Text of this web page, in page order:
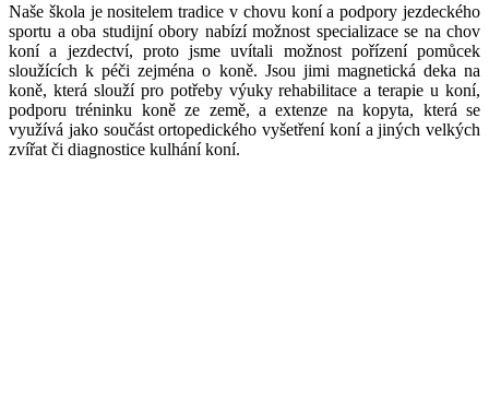
Naše škola je nositelem tradice v chovu koní a podpory jezdeckého
sportu a oba studijní obory nabízí možnost specializace se na chov
koní a jezdectví, proto jsme uvítali možnost pořízení pomůcek
sloužících k péči zejména o koně. Jsou jimi magnetická deka na
koně, která slouží pro potřeby výuky rehabilitace a terapie u koní,
podporu tréninku koně ze země, a extenze na kopyta, která se
využívá jako součást ortopedického vyšetření koní a jiných velkých
zvířat či diagnostice kulhání koní.